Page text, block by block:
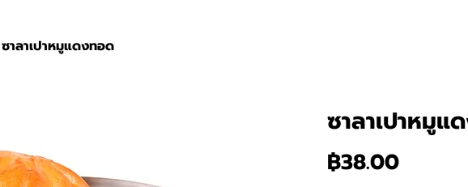
ซาลาเปาหมูแดงทอด
ซาลาเปาหมูแ
฿38.00ราคา